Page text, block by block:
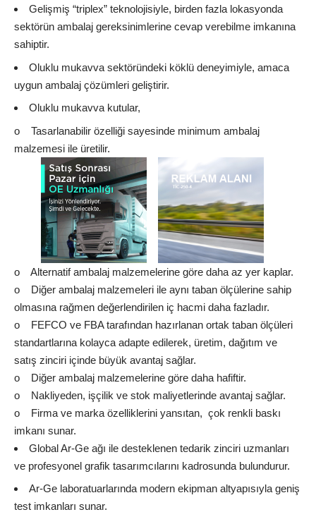
Gelişmiş “triplex” teknolojisiyle, birden fazla lokasyonda
sektörün ambalaj gereksinimlerine cevap verebilme imkanına
sahiptir.
Oluklu mukavva sektöründeki köklü deneyimiyle, amaca
uygun ambalaj çözümleri geliştirir.
Oluklu mukavva kutular,
o Tasarlanabilir özelliği sayesinde minimum ambalaj
malzemesi ile üretilir.
o Alternatif ambalaj malzemelerine göre daha az yer kaplar.
o Diğer ambalaj malzemeleri ile aynı taban ölçülerine sahip
olmasına rağmen değerlendirilen iç hacmi daha fazladır.
o FEFCO ve FBA tarafından hazırlanan ortak taban ölçüleri
standartlarına kolayca adapte edilerek, üretim, dağıtım ve
satış zinciri içinde büyük avantaj sağlar.
o Diğer ambalaj malzemelerine göre daha hafiftir.
o Nakliyeden, işçilik ve stok maliyetlerinde avantaj sağlar.
o Firma ve marka özelliklerini yansıtan, çok renkli baskı
imkanı sunar.
Global Ar-Ge ağı ile desteklenen tedarik zinciri uzmanları
ve profesyonel grafik tasarımcılarını kadrosunda bulundurur.
Ar-Ge laboratuarlarında modern ekipman altyapısıyla geniş
test imkanları sunar.